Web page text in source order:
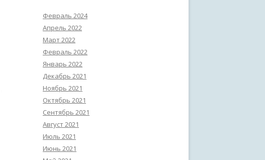
Февраль 2024
Апрель 2022
Март 2022
Февраль 2022
Январь 2022
Декабрь 2021
Ноябрь 2021
Октябрь 2021
Сентябрь 2021
Август 2021
Июль 2021
Июнь 2021